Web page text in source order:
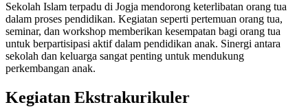
Sekolah Islam terpadu di Jogja mendorong keterlibatan orang tua
dalam proses pendidikan. Kegiatan seperti pertemuan orang tua,
seminar, dan workshop memberikan kesempatan bagi orang tua
untuk berpartisipasi aktif dalam pendidikan anak. Sinergi antara
sekolah dan keluarga sangat penting untuk mendukung
perkembangan anak.
Kegiatan Ekstrakurikuler